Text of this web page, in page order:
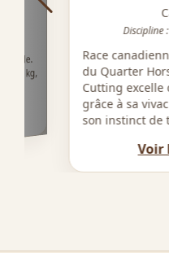
Döle.
kg,
Discipline
Race
du Quarter
Cutting
grâce à sa
son instinct de
Voir